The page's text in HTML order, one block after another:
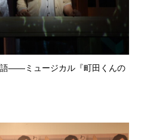
語――ミュージカル『町田くんの